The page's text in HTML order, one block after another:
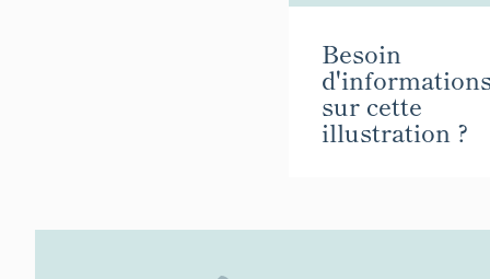
Besoin
sur cette
illustration ?